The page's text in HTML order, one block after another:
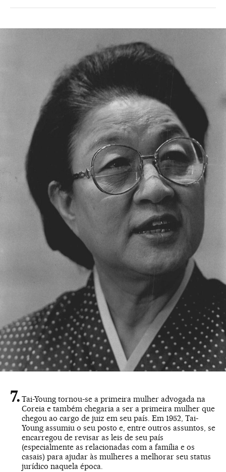
Tai-Young tornou-se a primeira mulher advogada na
Coreia e também chegaria a ser a primeira mulher que
chegou ao cargo de juiz em seu país. Em 1952, Tai-
Young assumiu o seu posto e, entre outros assuntos, se
encarregou de revisar as leis de seu país
(especialmente as relacionadas com a família e os
casais) para ajudar às mulheres a melhorar seu status
jurídico naquela época.